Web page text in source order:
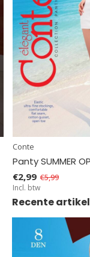
Conte
Panty SUMMER
€2,99 €5,99
Incl. btw
Recente